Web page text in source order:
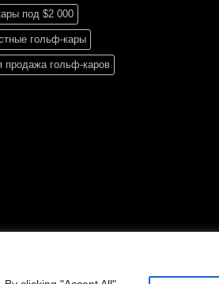
под $2 000
гольф-кары
продажа гольф-каров